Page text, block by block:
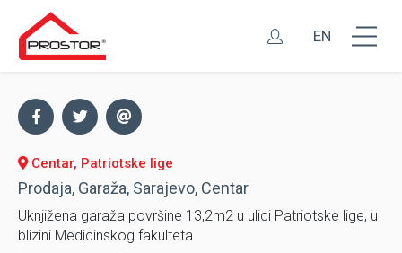
EN
Centar, Patriotske lige
Prodaja, Garaža, Sarajevo, Centar
Uknjižena garaža površine 13,2m2 u ulici Patriotske lige, u
blizini Medicinskog fakulteta